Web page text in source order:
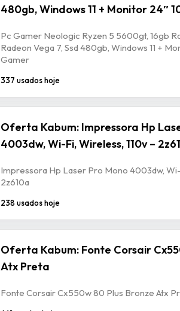
480gb, Windows 11 + Monitor 24″
Pc Gamer Neologic Ryzen 5 5600gt, 16gb
Radeon Vega 7, Ssd 480gb, Windows 11 +
Gamer
337 usados hoje
Oferta Kabum: Impressora Hp
4003dw, Wi-Fi, Wireless, 110v –
Impressora Hp Laser Pro Mono 4003dw,
2z610a
238 usados hoje
Oferta Kabum: Fonte Corsair
Atx Preta
Fonte Corsair Cx550w 80 Plus Bronze Atx